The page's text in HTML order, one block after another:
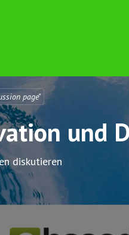
page"
und
diskutieren